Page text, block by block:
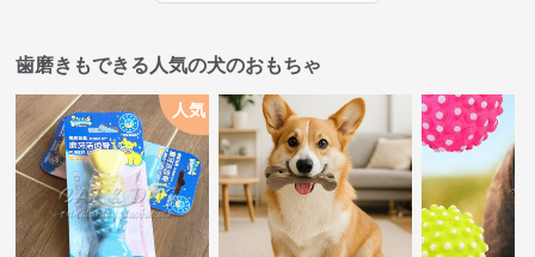
歯磨きもできる人気の犬のおもちゃ
人気